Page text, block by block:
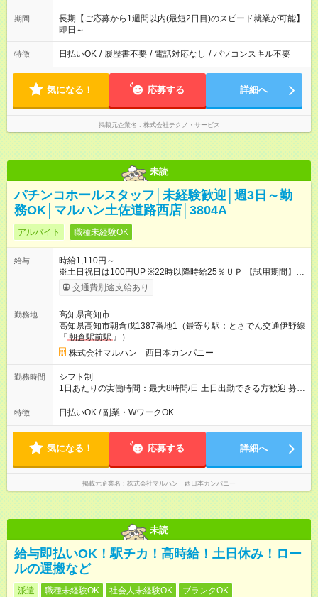
期間
長期【ご応募から1週間以内(最短2日目)のスピード就業が可能】
即日～
特徴 日払いOK / 履歴書不要 / 電話対応なし / パソコンスキル不要
気になる！ 応募する 詳細へ
掲載元企業名 株式会社テクノ・サービス
未読
パチンコホールスタッフ│未経験歓迎│週3日～勤
務OK│マルハン土佐道路西店│3804A
アルバイト 職種未経験OK
給与
時給1,110円～
※土日祝日は100円UP ※22時以降時給25％ＵＰ 【試用期間】試
用期間なし
交通費別途支給あり
勤務地
高知県高知市
高知県高知市朝倉戊1387番地1（最寄り駅：とさでん交通伊野線
『 朝倉駅前駅 』）
株式会社マルハン 西日本カンパニー
勤務時間
シフト制
1日あたりの実働時間：最大8時間/日 土日出勤できる方歓迎 募集
時間帯：8:00-17:00/15:00-24:00 詳しくは下記お問い合わせ電話
番号へご連絡ください。 0120-314-508(9時～20時土日祝も受
特徴 日払いOK / 副業・WワークOK
気になる！ 応募する 詳細へ
掲載元企業名 株式会社マルハン 西日本カンパニー
未読
給与即払いOK！駅チカ！高時給！土日休み！ロー
ルの運搬など
派遣 職種未経験OK 社会人未経験OK
ブランクOK